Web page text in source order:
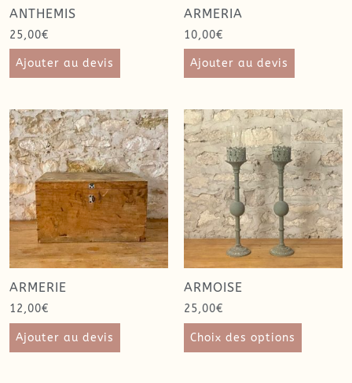
ANTHEMIS
25,00€
Ajouter au devis
ARMERIA
10,00€
Ajouter au devis
ARMERIE
12,00€
Ajouter au devis
ARMOISE
25,00€
Choix des options